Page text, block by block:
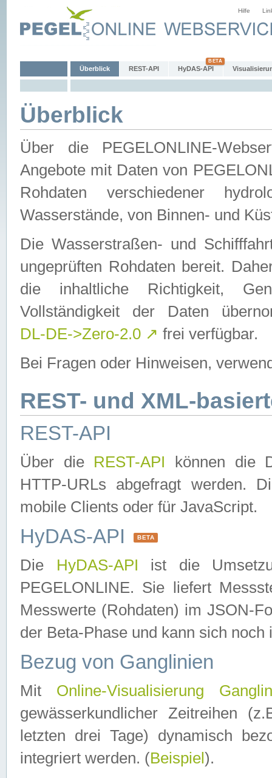
Hilfe
Überblick REST-API HyDAS-API
Überblick
Über die PEGELONLINE-
Angebote mit Daten von
Rohdaten verschiedener
Wasserstände, von Binnen- und
Die Wasserstraßen- und
ungeprüften Rohdaten bereit.
die inhaltliche Richtigkeit,
Vollständigkeit der Daten
DL-DE->Zero-2.0 ↗ frei verfügbar.
Bei Fragen oder Hinweisen,
REST- und XML-
REST-API
Über die REST-API können die
HTTP-URLs abgefragt werden.
mobile Clients oder für JavaScript.
HyDAS-API BETA
Die HyDAS-API ist die
PEGELONLINE. Sie liefert
Messwerte (Rohdaten) im JSON-
der Beta-Phase und kann sich noch
Bezug von Ganglinien
Mit Online-Visualisierung
gewässerkundlicher Zeitreihen
letzten drei Tage) dynamisch
integriert werden. (Beispiel ).